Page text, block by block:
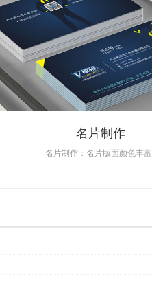
名片制作
名片制作：名片版面颜色丰富